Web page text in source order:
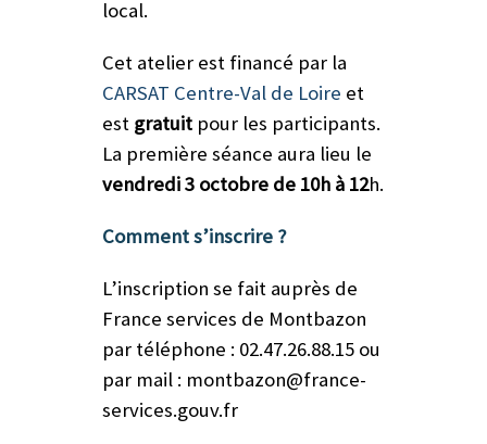
local.
Cet atelier est financé par la
CARSAT Centre-Val de Loire et
est gratuit pour les participants.
La première séance aura lieu le
vendredi 3 octobre de 10h à 12h.
Comment s’inscrire ?
L’inscription se fait auprès de
France services de Montbazon
par téléphone : 02.47.26.88.15 ou
par mail : montbazon@france-
services.gouv.fr